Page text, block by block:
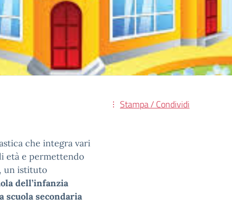
Stampa / Condividi
che integra vari
età e permettendo
un istituto
dell’infanzia
scuola secondaria